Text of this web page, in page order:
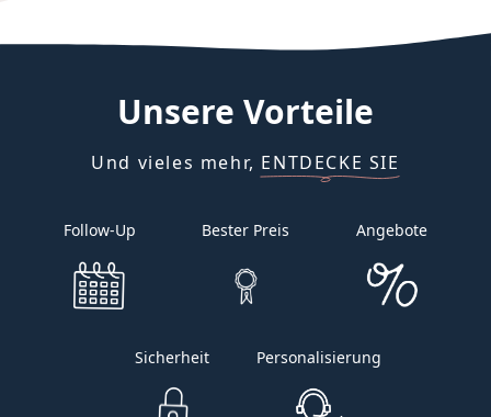
Unsere Vorteile
Und vieles mehr, ENTDECKE SIE
Follow-Up Bester Preis Angebote
Sicherheit Personalisierung